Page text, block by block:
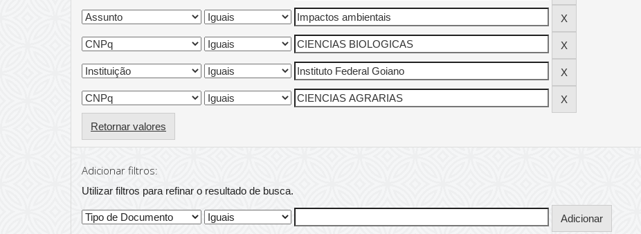
Retornar valores
Adicionar filtros:
Utilizar filtros para refinar o resultado de busca.